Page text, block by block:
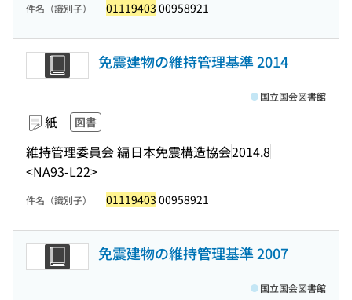
件名（識別子） 01119403 00958921
免震建物の維持管理基準 2014
紙 図書
維持管理委員会 編日本免震構造協会2014.8
<NA93-L22>
国立国会図書館
件名（識別子） 01119403 00958921
免震建物の維持管理基準 2007
国立国会図書館